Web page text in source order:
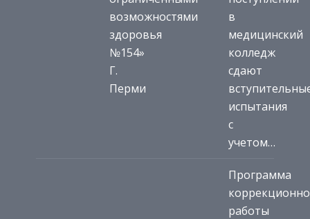
возможностями
здоровья
№154»
Г.
Перми
в
медицинский
колледж
сдают
испытания
с
учетом…
Программа
работы